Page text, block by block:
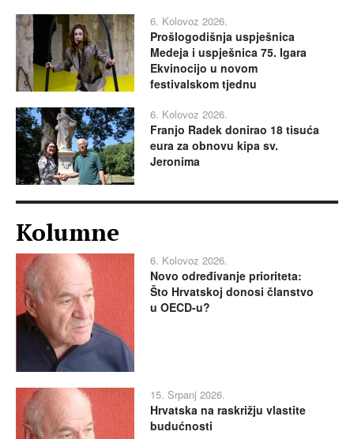
6. Kolovoz 2026.
Prošlogodišnja uspješnica
Medeja i uspješnica 75. Igara
Ekvinocijo u novom
festivalskom tjednu
6. Kolovoz 2026.
Franjo Radek donirao 18 tisuća
eura za obnovu kipa sv.
Jeronima
Kolumne
6. Kolovoz 2026.
Novo određivanje prioriteta:
Što Hrvatskoj donosi članstvo
u OECD-u?
15. Srpanj 2026.
Hrvatska na raskrižju vlastite
budućnosti